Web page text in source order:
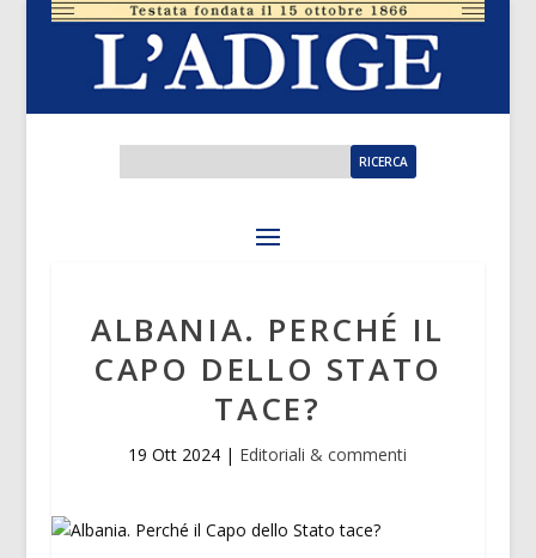
ALBANIA. PERCHÉ IL
CAPO DELLO STATO
TACE?
19 Ott 2024 | Editoriali & commenti